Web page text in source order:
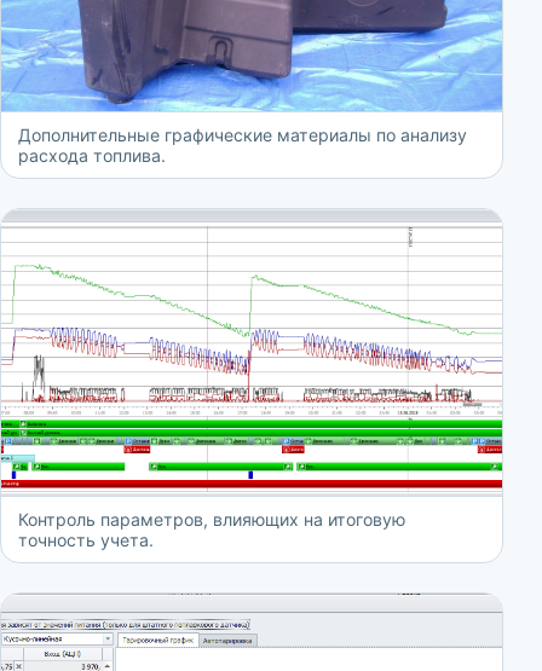
Дополнительные графические материалы по анализу
расхода топлива.
Контроль параметров, влияющих на итоговую
точность учета.